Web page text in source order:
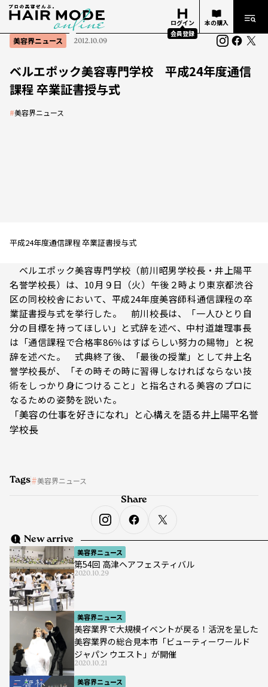
ログイン
会員登録
本の購入
美容界ニュース 2012.10.09
ベルエポック美容専門学校 平成24年度通信
課程 卒業証書授与式
#美容界ニュース
平成24年度通信課程 卒業証書授与式
ベルエポック美容専門学校（前川昭男学校長・井上陽平
名誉学校長）は、10月９日（火）午後２時より東京都渋谷
区の同校校舎において、平成24年度美容師科通信課程の卒
業証書授与式を挙行した。 前川校長は、「一人ひとり自
分の目標を持ってほしい」と式辞を述べ、中村道雄理事長
は「通信課程で合格率86％はすばらしい努力の賜物」と祝
辞を述べた。 式典終了後、「最後の授業」として井上名
誉学校長が、「その時その時に習得しなければならない技
術をしっかり身につけること」と指名される美容のプロに
なるための姿勢を説いた。
「美容の仕事を好きになれ」と心構えを語る井上陽平名誉
学校長
Tags 美容界ニュース
New arrive
美容界ニュース
第54回 高津ヘアフェスティバル
2020.10.29
美容界ニュース
美容業界で大規模イベントが戻る！活況を呈した
美容業界の総合見本市「ビューティーワールド
ジャパン ウエスト」が開催
2020.10.21
美容界ニュース
Share